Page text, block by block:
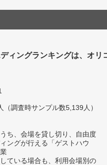
ィングランキングは、オリ
（調査時サンプル数5,139人）
ち、会場を貸し切り、自由度
ングが行える「ゲストハウ
ている場合も、利用会場別の